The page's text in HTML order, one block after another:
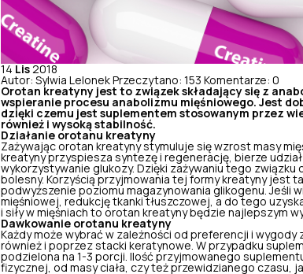
14 Lis 2018
Autor: Sylwia Lelonek Przeczytano: 153 Komentarze: 0
Orotan kreatyny jest to związek składający się z
wspieranie procesu anabolizmu mięśniowego. Jest
dzięki czemu jest suplementem stosowanym przez
również i wysoką stabilność.
Działanie orotanu kreatyny
Zażywając orotan kreatyny stymuluje się wzrost masy
kreatyny przyspiesza syntezę i regenerację , bierze
wykorzystywanie glukozy. Dzięki zażywaniu tego
bolesny. Korzyścią przyjmowania tej formy kreatyny jest
podwyższenie poziomu magazynowania glikogenu. Jeśli
mięśniowej, redukcję tkanki tłuszczowej, a do tego
i siły w mięśniach to orotan kreatyny będzie najlepszym
Dawkowanie orotanu kreatyny
Każdy może wybrać w zależności od preferencji i
również i poprzez stacki keratynowe. W przypadku
podzielona na 1-3 porcji. Ilość przyjmowanego
fizycznej, od masy ciała, czy też przewidzianego czasu,